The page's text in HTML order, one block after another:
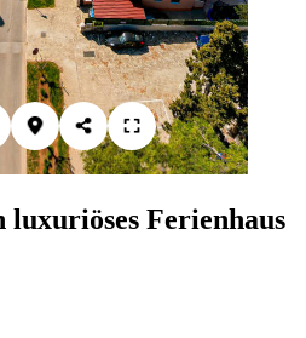
Ferienhaus